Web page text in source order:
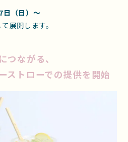
（日）～
展開します。
つながる、
ストローでの提供を開始